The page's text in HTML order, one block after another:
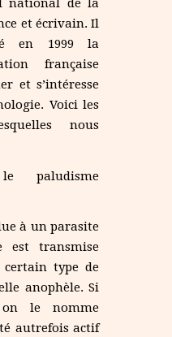
national de la
et écrivain. Il
en 1999 la
française
et s’intéresse
Voici les
nous
paludisme
à un parasite
est transmise
type de
anophèle. Si
le nomme
autrefois actif